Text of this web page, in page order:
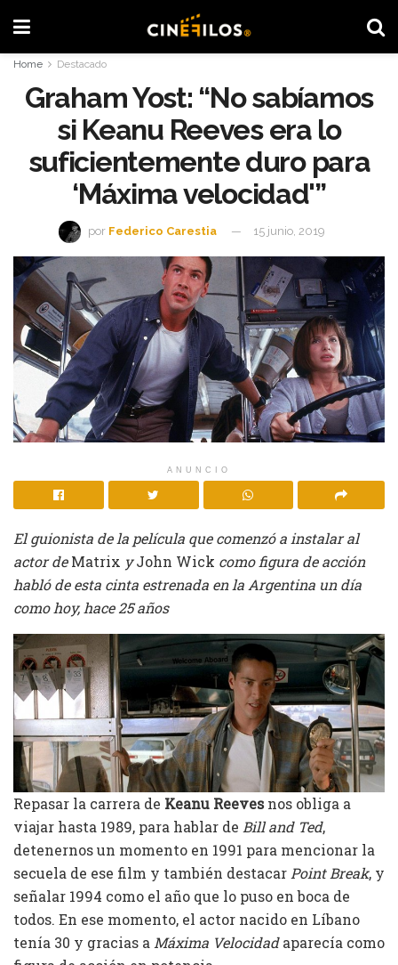
Home Destacado
Graham Yost: “No sabíamos
si Keanu Reeves era lo
suficientemente duro para
‘Máxima velocidad'”
por Federico Carestia 15 junio, 2019
ANUNCIO
El guionista de la película que comenzó a instalar al
actor deMatrix yJohn Wick como figura de acción
habló de esta cinta estrenada en la Argentina un día
como hoy, hace 25 años
Repasar la carrera de Keanu Reevesnos obliga a
viajar hasta 1989, para hablar de Bill and Ted,
detenernos un momento en 1991 para mencionar la
secuela de ese film y también destacar Point Break, y
señalar 1994 como el año que lo puso en boca de
todos. En ese momento, el actor nacido en Líbano
tenía 30 y gracias a Máxima Velocidadaparecía como